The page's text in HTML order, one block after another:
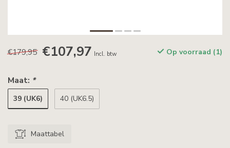
€179,95 €107,97 Incl. btw Op voorraad (1)
Maat: *
39 (UK6) 40 (UK6.5)
Maattabel